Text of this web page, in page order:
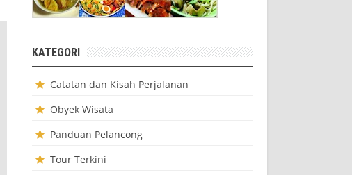
KATEGORI
Catatan dan Kisah Perjalanan
Obyek Wisata
Panduan Pelancong
Tour Terkini